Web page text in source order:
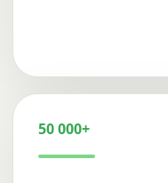
50 000+